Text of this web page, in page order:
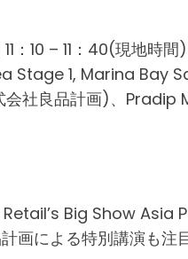
– 11：40(現地時間)
1, Marina Bay
良品計画)、Pradip
Big Show Asia
画による特別講演も注